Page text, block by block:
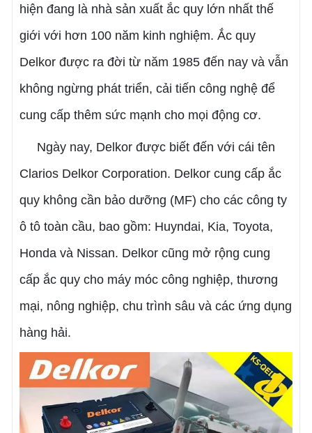
hiện đang là nhà sản xuất ắc quy lớn nhất thế
giới với hơn 100 năm kinh nghiệm. Ắc quy
Delkor được ra đời từ năm 1985 đến nay và vẫn
không ngừng phát triển, cải tiến công nghệ để
cung cấp thêm sức mạnh cho mọi động cơ.
Ngày nay, Delkor được biết đến với cái tên
Clarios Delkor Corporation. Delkor cung cấp ắc
quy không cần bảo dưỡng (MF) cho các công ty
ô tô toàn cầu, bao gồm: Huyndai, Kia, Toyota,
Honda và Nissan. Delkor cũng mở rộng cung
cấp ắc quy cho máy móc công nghiệp, thương
mại, nông nghiệp, chu trình sâu và các ứng dụng
hàng hải.